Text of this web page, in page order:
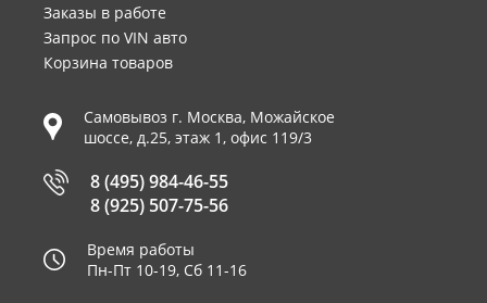
Заказы в работе
Запрос по VIN авто
Корзина товаров
Самовывоз г. Москва, Можайское
шоссе, д.25, этаж 1, офис 119/3
8 (495) 984-46-55
8 (925) 507-75-56
Время работы
Пн-Пт 10-19, Сб 11-16